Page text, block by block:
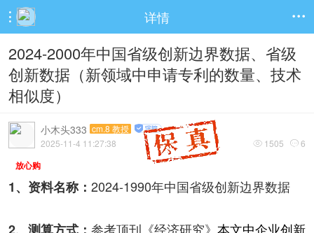
 详情 
2024-2000年中国省级创新边界数据、省级
创新数据（新领域中申请专利的数量、技术
相似度）
小木头333 cm.8 教授
 1505  6
2025-11-4 11:27:38
放心购
1、资料名称： 2024-1990年中国省级创新边界数据
参考顶刊《经济研究》 本文中企业创新